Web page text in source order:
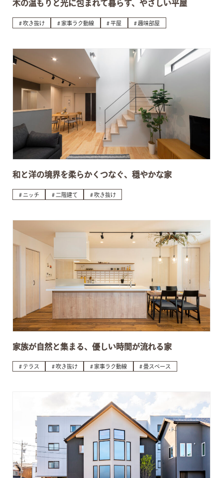
木の温もりと光に包まれて暮らす、やさしい平屋
吹き抜け 家事ラク動線 平屋 趣味部屋
和と洋の境界を柔らかくつなぐ、穏やかな家
ニッチ 二階建て 吹き抜け
家族が自然と集まる、優しい時間が流れる家
テラス 吹き抜け 家事ラク動線 畳スペース